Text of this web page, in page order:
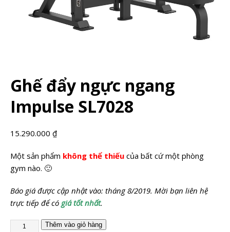
Ghế đẩy ngực ngang
Impulse SL7028
15.290.000 ₫
Một sản phẩm không thể thiếu của bất cứ một phòng
gym nào. 🙂
Báo giá được cập nhật vào: tháng 8/2019. Mời bạn liên hệ
trực tiếp để có giá tốt nhất.
Thêm vào giỏ hàng